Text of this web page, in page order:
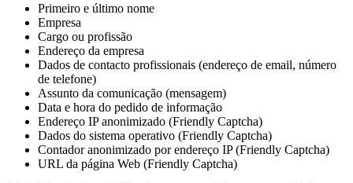
Primeiro e último nome
Empresa
Cargo ou profissão
Endereço da empresa
Dados de contacto profissionais (endereço de email, número
de telefone)
Assunto da comunicação (mensagem)
Data e hora do pedido de informação
Endereço IP anonimizado (Friendly Captcha)
Dados do sistema operativo (Friendly Captcha)
Contador anonimizado por endereço IP (Friendly Captcha)
URL da página Web (Friendly Captcha)